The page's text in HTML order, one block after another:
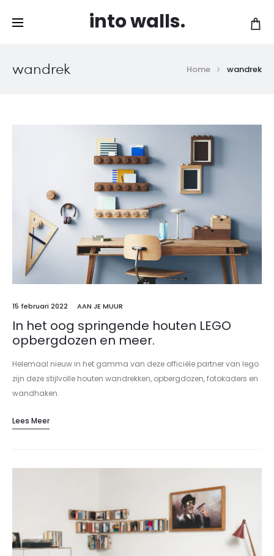
Gratis levering vanaf 120 EUR in België en
Nederland!
into walls.
wandrek Home wandrek
15 februari 2022 AAN JE MUUR
In het oog springende houten LEGO
opbergdozen en meer.
Helemaal nieuw in het gamma van deze officiële partner van lego
zijn deze stijlvolle houten wandrekken, opbergdozen, fotokaders en
wandhaken.
Lees Meer